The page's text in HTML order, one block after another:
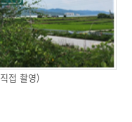
접 촬영)